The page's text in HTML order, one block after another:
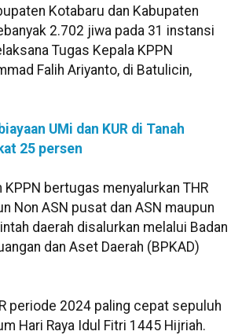
Kotabaru dan Kabupaten
2.702 jiwa pada 31 instansi
Tugas Kepala KPPN
Falih Ariyanto, di Batulicin,
UMi dan KUR di Tanah
25 persen
KPPN bertugas menyalurkan THR
Non ASN pusat dan ASN maupun
daerah disalurkan melalui Badan
dan Aset Daerah (BPKAD)
periode 2024 paling cepat sepuluh
Hari Raya Idul Fitri 1445 Hijriah.